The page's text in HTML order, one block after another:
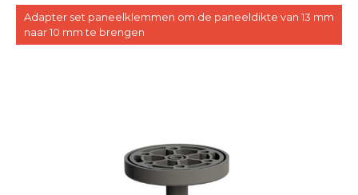
Adapter set paneelklemmen om de paneeldikte van 13 mm
naar 10 mm te brengen